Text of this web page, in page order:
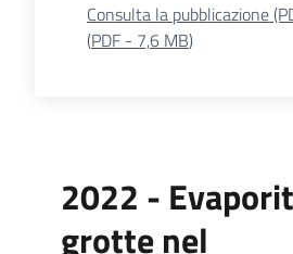
Consulta la pubblicazione
(PDF - 7,6 MB)
2022 -
grotte nel